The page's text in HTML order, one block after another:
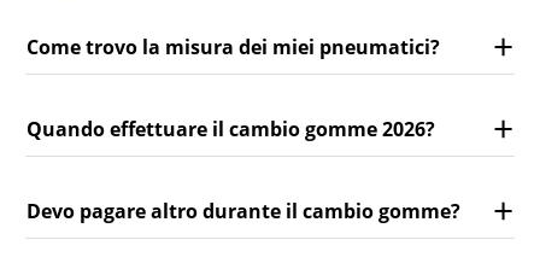
Come trovo la misura dei miei pneumatici?
Quando effettuare il cambio gomme 2026?
Devo pagare altro durante il cambio gomme?